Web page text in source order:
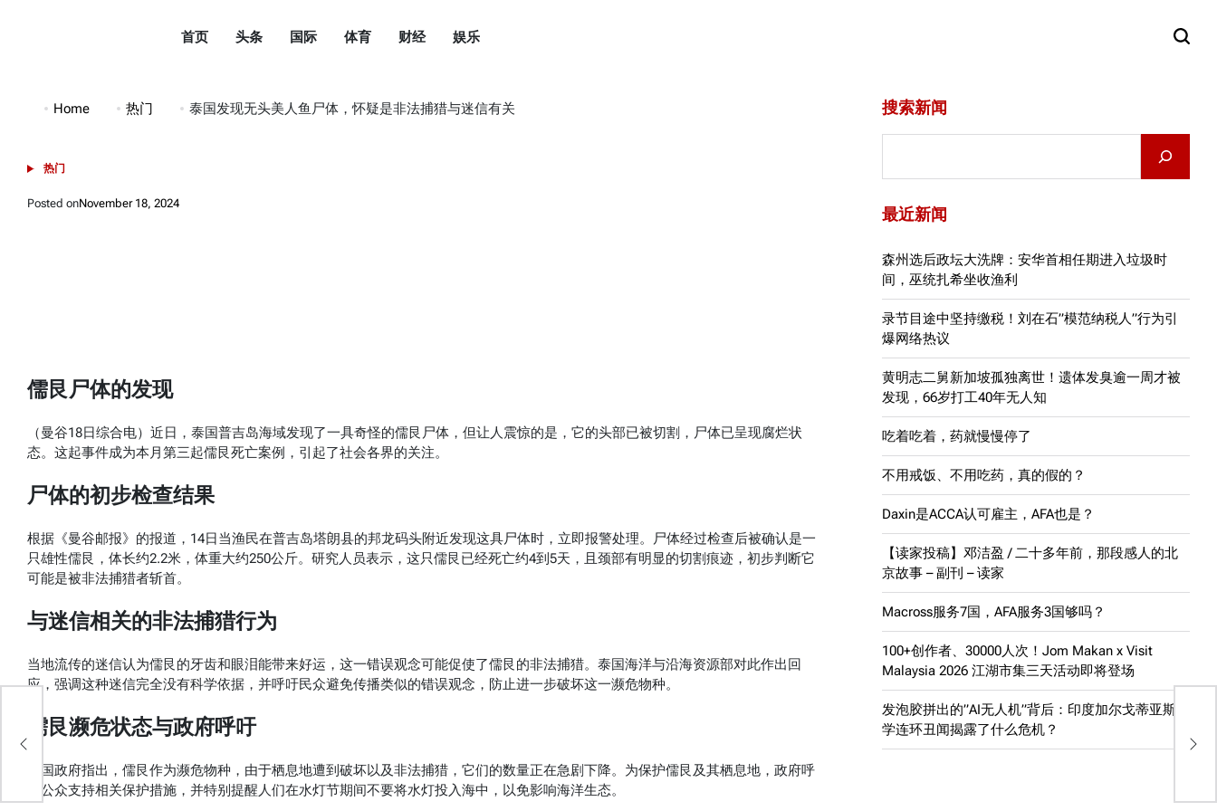
市
条
DuShiTouTiao
首页 头条 国际 体育 财经 娱乐
Home 热门 泰国发现无头美人鱼尸体，怀疑是非法捕猎与迷信有关
POSTED
热门
Posted onNovember 18, 2024
儒艮尸体的发现
（曼谷18日综合电）近日，泰国普吉岛海域发现了一具奇怪的儒艮尸体，但让人震惊的是，它的头部已被切割，尸体已呈现腐烂状
态。这起事件成为本月第三起儒艮死亡案例，引起了社会各界的关注。
尸体的初步检查结果
根据《曼谷邮报》的报道，14日当渔民在普吉岛塔朗县的邦龙码头附近发现这具尸体时，立即报警处理。尸体经过检查后被确认是一
只雄性儒艮，体长约2.2米，体重大约250公斤。研究人员表示，这只儒艮已经死亡约4到5天，且颈部有明显的切割痕迹，初步判断它
可能是被非法捕猎者斩首。
与迷信相关的非法捕猎行为
当地流传的迷信认为儒艮的牙齿和眼泪能带来好运，这一错误观念可能促使了儒艮的非法捕猎。泰国海洋与沿海资源部对此作出回
应，强调这种迷信完全没有科学依据，并呼吁民众避免传播类似的错误观念，防止进一步破坏这一濒危物种。
儒艮濒危状态与政府呼吁
泰国政府指出，儒艮作为濒危物种，由于栖息地遭到破坏以及非法捕猎，它们的数量正在急剧下降。为保护儒艮及其栖息地，政府呼
吁公众支持相关保护措施，并特别提醒人们在水灯节期间不要将水灯投入海中，以免影响海洋生态。
搜索新闻
最近新闻
森州选后政坛大洗牌：安华首相任期进入垃圾时
间，巫统扎希坐收渔利
录节目途中坚持缴税！刘在石”模范纳税人”行为引
爆网络热议
黄明志二舅新加坡孤独离世！遗体发臭逾一周才被
发现，66岁打工40年无人知
吃着吃着，药就慢慢停了
不用戒饭、不用吃药，真的假的？
Daxin是ACCA认可雇主，AFA也是？
【读家投稿】邓洁盈 / 二十多年前，那段感人的北
京故事 – 副刊 – 读家
Macross服务7国，AFA服务3国够吗？
100+创作者、30000人次！Jom Makan x Visit
Malaysia 2026 江湖市集三天活动即将登场
发泡胶拼出的”AI无人机”背后：印度加尔戈蒂亚斯大
学连环丑闻揭露了什么危机？